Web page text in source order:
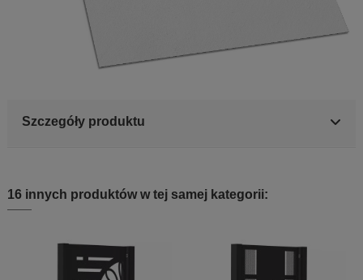
Szczegóły produktu
16 innych produktów w tej samej kategorii: